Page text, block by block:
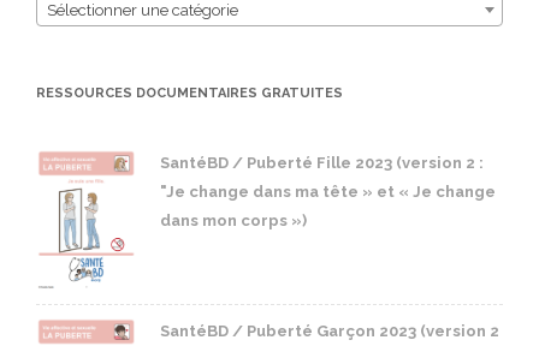
Sélectionner une catégorie
RESSOURCES DOCUMENTAIRES GRATUITES
SantéBD / Puberté Fille 2023 (version 2 :
"Je change dans ma tête » et « Je change
dans mon corps »)
SantéBD / Puberté Garçon 2023 (version 2